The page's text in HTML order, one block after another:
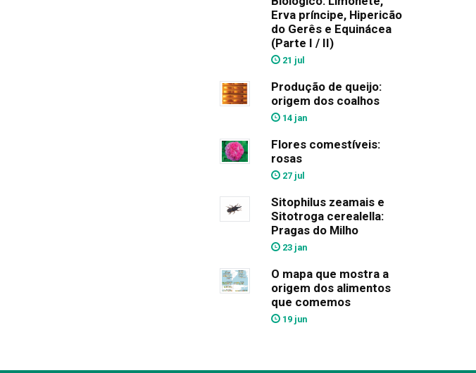
Erva príncipe, Hipericão
do Gerês e Equinácea
(Parte I / II)
21 jul
Produção de queijo:
origem dos coalhos
14 jan
Flores comestíveis:
rosas
27 jul
Sitophilus zeamais e
Sitotroga cerealella:
Pragas do Milho
23 jan
O mapa que mostra a
origem dos alimentos
que comemos
19 jun